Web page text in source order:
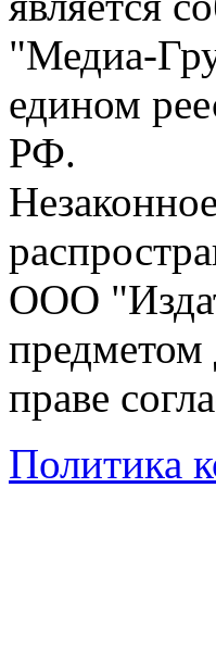
"Медиа-
едином
РФ.
ООО
предметом
праве
Политика